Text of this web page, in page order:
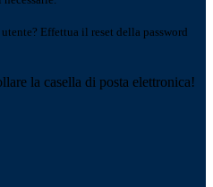
Effettua il reset della password
la casella di posta elettronica!